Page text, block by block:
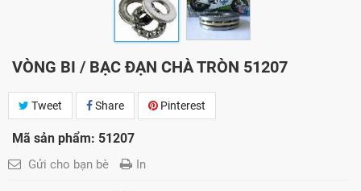
VÒNG BI / BẠC ĐẠN CHÀ TRÒN 51207
Tweet Share Pinterest
Mã sản phẩm: 51207
Gửi cho bạn bè In